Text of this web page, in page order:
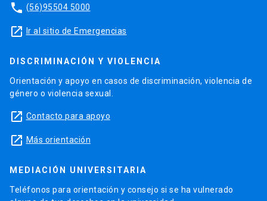
phone (56)95504 5000
launch Ir al sitio de Emergencias
DISCRIMINACIÓN Y VIOLENCIA
Orientación y apoyo en casos de discriminación, violencia de
género o violencia sexual.
launch Contacto para apoyo
launch Más orientación
MEDIACIÓN UNIVERSITARIA
Teléfonos para orientación y consejo si se ha vulnerado